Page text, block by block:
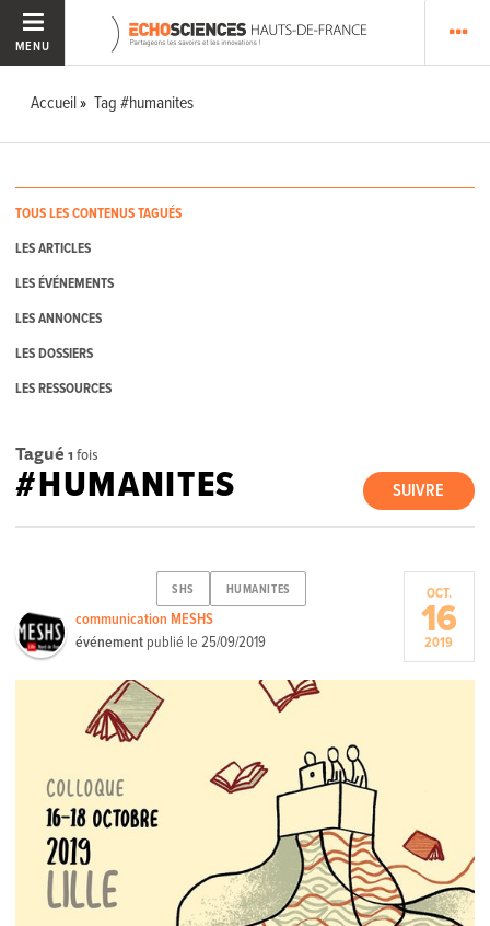
MENU
Accueil Tag #humanites
TOUS LES CONTENUS TAGUÉS
LES ARTICLES
LES ÉVÉNEMENTS
LES ANNONCES
LES DOSSIERS
LES RESSOURCES
Tagué 1 fois
SUIVRE
#HUMANITES
SHS HUMANITES
communication MESHS
événement publié le25/09/2019
OCT.
16
2019